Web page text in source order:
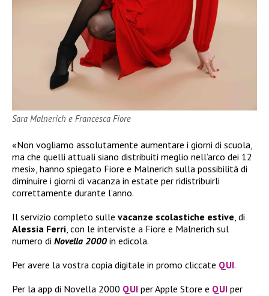
Sara Malnerich e Francesca Fiore
«Non vogliamo assolutamente aumentare i giorni di scuola,
ma che quelli attuali siano distribuiti meglio nell’arco dei 12
mesi», hanno spiegato Fiore e Malnerich sulla possibilità di
diminuire i giorni di vacanza in estate per ridistribuirli
correttamente durante l’anno.
Il servizio completo sulle vacanze scolastiche estive , di
Alessia Ferri , con le interviste a Fiore e Malnerich sul
numero di Novella 2000 in edicola.
Per avere la vostra copia digitale in promo cliccate QUI.
Per la app di Novella 2000 QUI per Apple Store e QUI per